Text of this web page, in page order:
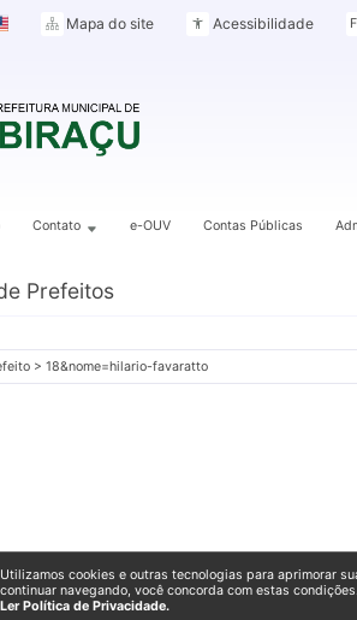
Utilizamos cookies e outras tecnologias para aprimorar
continuar navegando, você concorda com estas condições.
Ler Política de Privacidade.
Mapa do site Acessibilidade
Contato e-OUV Contas Públicas
Prefeitos
> 18&nome=hilario-favaratto